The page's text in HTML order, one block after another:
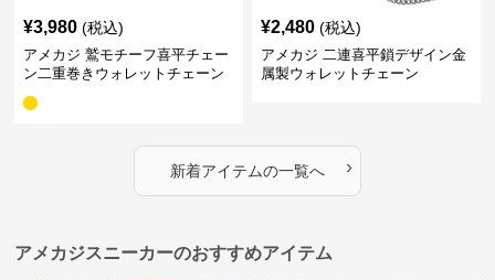
¥3,980 (税込)
アメカジ 鷲モチーフ喜平チェー
ン二重巻きウォレットチェーン
¥2,480 (税込)
アメカジ 二連喜平鎖デザイン金
属製ウォレットチェーン
新着アイテムの一覧へ ›
アメカジスニーカーのおすすめアイテム